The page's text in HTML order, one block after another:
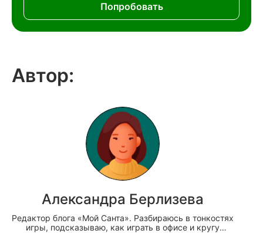
Попробовать
Автор:
Александра Берлизева
Редактор блога «Мой Санта». Разбираюсь в тонкостях
игры, подсказываю, как играть в офисе и кругу